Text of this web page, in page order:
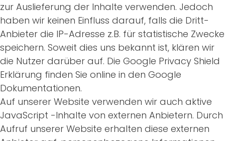
zur Auslieferung der Inhalte verwenden. Jedoch
haben wir keinen Einfluss darauf, falls die Dritt-
Anbieter die IP-Adresse z.B. für statistische Zwecke
speichern. Soweit dies uns bekannt ist, klären wir
die Nutzer darüber auf. Die Google Privacy Shield
Erklärung finden Sie online in den Google
Dokumentationen.
Auf unserer Website verwenden wir auch aktive
JavaScript -Inhalte von externen Anbietern. Durch
Aufruf unserer Website erhalten diese externen